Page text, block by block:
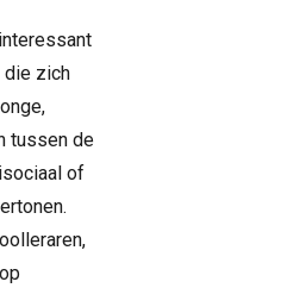
zich
tussen de
of